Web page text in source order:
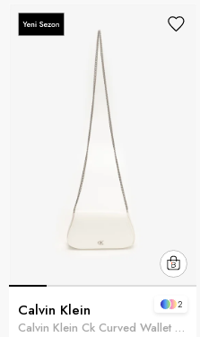
Calvin Klein
Calvin Klein Ck Curved Wallet On Chain Kadın Cüzdan Çok Renkli
2